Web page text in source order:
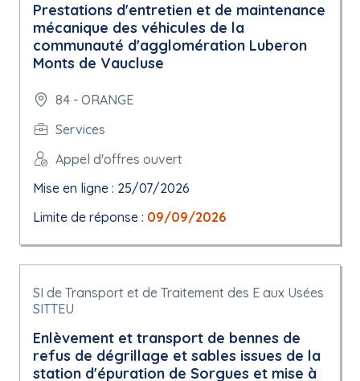
Prestations d'entretien et de maintenance
mécanique des véhicules de la
communauté d'agglomération Luberon
Monts de Vaucluse
84 - ORANGE
Services
Appel d'offres ouvert
Mise en ligne : 25/07/2026
Limite de réponse : 09/09/2026
SI de Transport et de Traitement des E aux Usées
SITTEU
Enlèvement et transport de bennes de
refus de dégrillage et sables issues de la
station d'épuration de Sorgues et mise à